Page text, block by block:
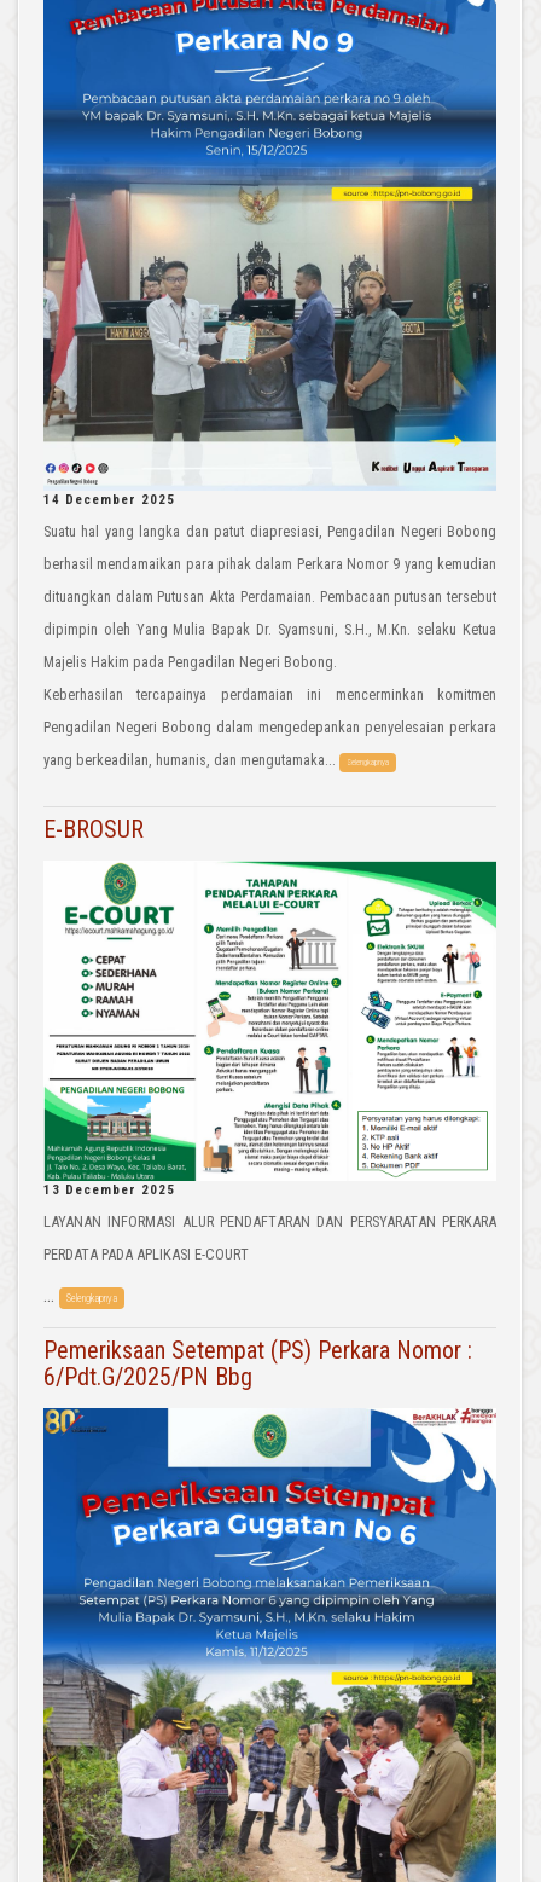
14 December 2025
Suatu hal yang langka dan patut diapresiasi, Pengadilan Negeri Bobong
berhasil mendamaikan para pihak dalam Perkara Nomor 9 yang kemudian
dituangkan dalam Putusan Akta Perdamaian. Pembacaan putusan tersebut
dipimpin oleh Yang Mulia Bapak Dr. Syamsuni, S.H., M.Kn. selaku Ketua
Majelis Hakim pada Pengadilan Negeri Bobong.
Keberhasilan tercapainya perdamaian ini mencerminkan komitmen
Pengadilan Negeri Bobong dalam mengedepankan penyelesaian perkara
yang berkeadilan, humanis, dan mengutamaka...
Selengkapnya
E-BROSUR
13 December 2025
LAYANAN INFORMASI ALUR PENDAFTARAN DAN PERSYARATAN PERKARA
PERDATA PADA APLIKASI E-COURT
... Selengkapnya
Pemeriksaan Setempat (PS) Perkara Nomor :
6/Pdt.G/2025/PN Bbg